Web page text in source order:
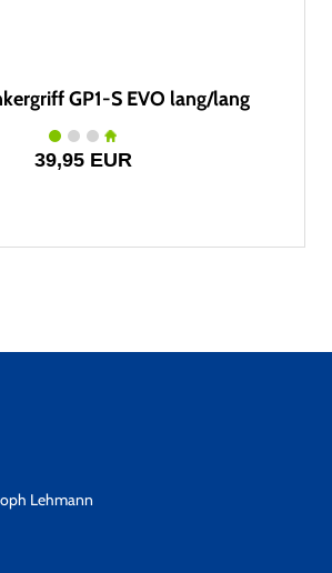
GP1-S EVO lang/lang
39,95 EUR
Lehmann